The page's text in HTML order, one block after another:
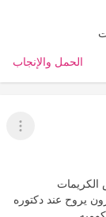
الحمل والإنجاب
عرض
الكريمات
يروح عند دكتوره